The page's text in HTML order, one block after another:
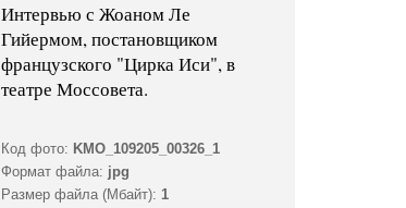
Интервью с Жоаном Ле
Гийермом, постановщиком
французского "Цирка Иси", в
театре Моссовета.
Код фото: KMO_109205_00326_1
Формат файла: jpg
Размер файла (Мбайт): 1